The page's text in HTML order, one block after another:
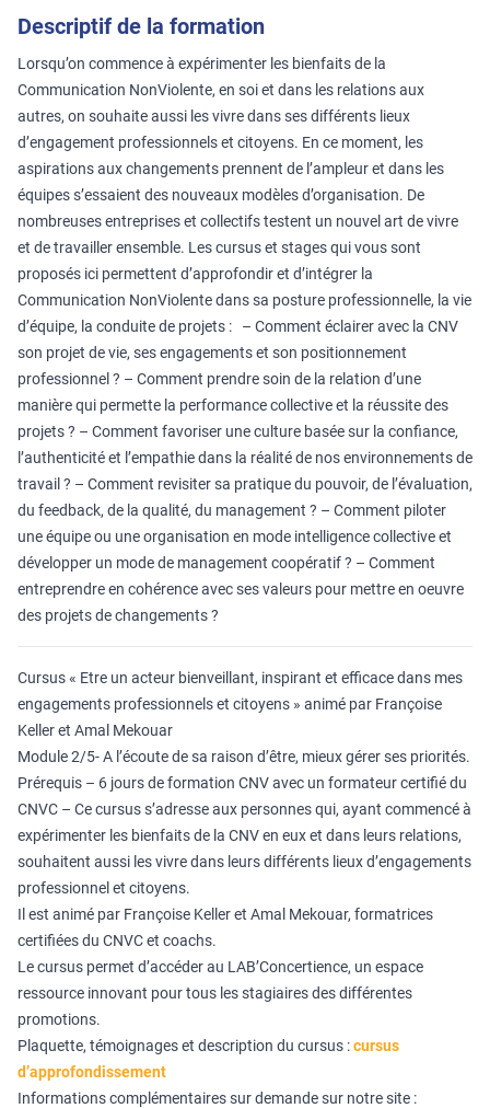
Descriptif de la formation
Lorsqu’on commence à expérimenter les bienfaits de la
Communication NonViolente, en soi et dans les relations aux
autres, on souhaite aussi les vivre dans ses différents lieux
d’engagement professionnels et citoyens. En ce moment, les
aspirations aux changements prennent de l’ampleur et dans les
équipes s’essaient des nouveaux modèles d’organisation. De
nombreuses entreprises et collectifs testent un nouvel art de vivre
et de travailler ensemble. Les cursus et stages qui vous sont
proposés ici permettent d’approfondir et d’intégrer la
Communication NonViolente dans sa posture professionnelle, la vie
d’équipe, la conduite de projets : – Comment éclairer avec la CNV
son projet de vie, ses engagements et son positionnement
professionnel ? – Comment prendre soin de la relation d’une
manière qui permette la performance collective et la réussite des
projets ? – Comment favoriser une culture basée sur la confiance,
l’authenticité et l’empathie dans la réalité de nos environnements de
travail ? – Comment revisiter sa pratique du pouvoir, de l’évaluation,
du feedback, de la qualité, du management ? – Comment piloter
une équipe ou une organisation en mode intelligence collective et
développer un mode de management coopératif ? – Comment
entreprendre en cohérence avec ses valeurs pour mettre en oeuvre
des projets de changements ?
Cursus « Etre un acteur bienveillant, inspirant et efficace dans mes
engagements professionnels et citoyens » animé par Françoise
Keller et Amal Mekouar
Module 2/5- A l’écoute de sa raison d’être, mieux gérer ses priorités.
Prérequis – 6 jours de formation CNV avec un formateur certifié du
CNVC – Ce cursus s’adresse aux personnes qui, ayant commencé à
expérimenter les bienfaits de la CNV en eux et dans leurs relations,
souhaitent aussi les vivre dans leurs différents lieux d’engagements
professionnel et citoyens.
Il est animé par Françoise Keller et Amal Mekouar, formatrices
certifiées du CNVC et coachs.
Le cursus permet d’accéder au LAB’Concertience, un espace
ressource innovant pour tous les stagiaires des différentes
promotions.
Plaquette, témoignages et description du cursus :cursus
d’approfondissement
Informations complémentaires sur demande sur notre site :